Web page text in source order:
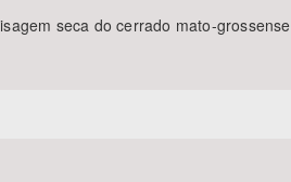
seca do cerrado mato-grossense